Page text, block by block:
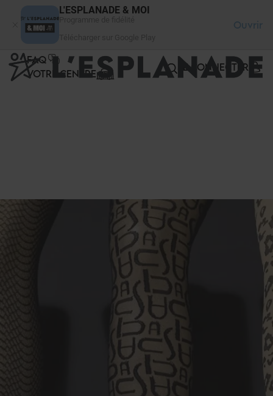
L'ESPLANADE & MOI
Ouvrir
FAQ
VOTRE CENTRE
SE CONNECTER
Panneau de gestion des cookies